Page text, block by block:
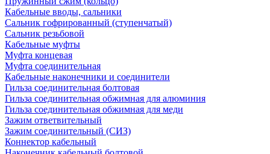
Кабельные вводы, сальники
Сальник гофрированный (ступенчатый)
Сальник резьбовой
Кабельные муфты
Муфта концевая
Муфта соединительная
Кабельные наконечники и соединители
Гильза соединительная болтовая
Гильза соединительная обжимная для алюминия
Гильза соединительная обжимная для меди
Зажим ответвительный
Зажим соединительный (СИЗ)
Коннектор кабельный